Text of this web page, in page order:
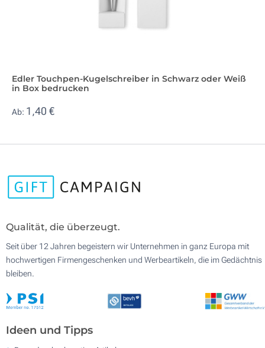
Edler Touchpen-Kugelschreiber in Schwarz oder Weiß
in Box bedrucken
Ab: 1,40 €
Qualität, die überzeugt.
Seit über 12 Jahren begeistern wir Unternehmen in ganz Europa mit
hochwertigen Firmengeschenken und Werbeartikeln, die im Gedächtnis
bleiben.
Ideen und Tipps